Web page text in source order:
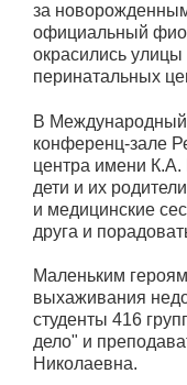
за
официальный
окрасились
перинатальных
В
конференц-зале
центра имени К.А.
дети и их
и медицинские
друга и
Маленьким
выхаживания
студенты 416
дело" и
Николаевна.